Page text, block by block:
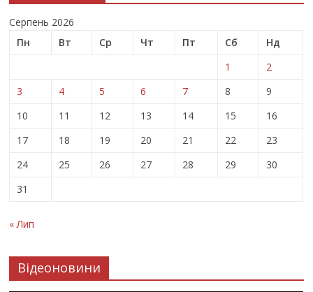
Серпень 2026
Пн
Вт Ср Чт Пт Сб
Нд
1
2
3
4 5 6 7 8
9
10
11 12 13 14 15
16
17
18 19 20 21 22
23
24
25 26 27 28 29
30
31
« Лип
Відеоновини